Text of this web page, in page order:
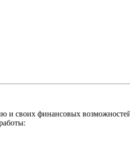
и своих финансовых